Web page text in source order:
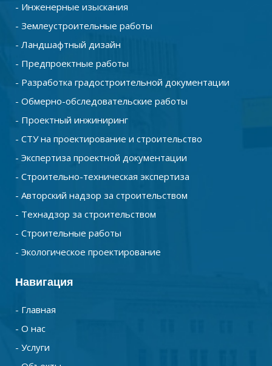
- Инженерные изыскания
- Землеустроительные работы
- Ландшафтный дизайн
- Предпроектные работы
- Разработка градостроительной документации
- Обмерно-обследовательские работы
- Проектный инжиниринг
- СТУ на проектирование и строительство
- Экспертиза проектной документации
- Строительно-техническая экспертиза
- Авторский надзор за строительством
- Технадзор за строительством
- Строительные работы
- Экологическое проектирование
Навигация
- Главная
- О нас
- Услуги